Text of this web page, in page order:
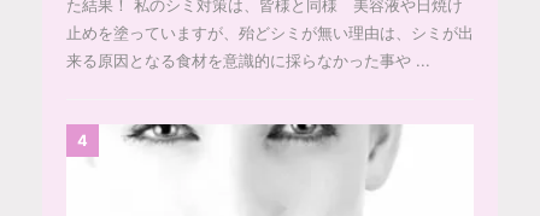
た結果！ 私のシミ対策は、皆様と同様 美容液や日焼け
止めを塗っていますが、殆どシミが無い理由は、シミが出
来る原因となる食材を意識的に採らなかった事や ...
4